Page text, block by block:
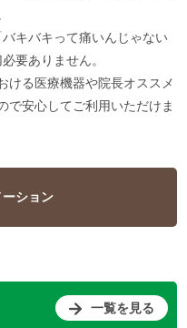
キバキって痛いんじゃない
要ありません。
ける医療機器や院長オススメ
で安心してご利用いただけま
ション
一覧を見る